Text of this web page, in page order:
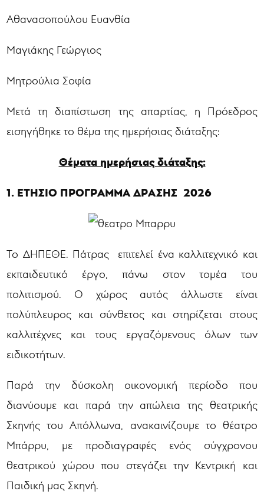
Αθανασοπούλου Ευανθία
Μαγιάκης Γεώργιος
Μητρούλια Σοφία
Μετά τη διαπίστωση της απαρτίας, η Πρόεδρος
εισηγήθηκε το θέμα της ημερήσιας διάταξης:
Θέματα ημερήσιας διάταξης:
1. ΕΤΗΣΙΟ ΠΡΟΓΡΑΜΜΑ ΔΡΑΣΗΣ 2026
Το ΔΗΠΕΘΕ. Πάτρας επιτελεί ένα καλλιτεχνικό και
εκπαιδευτικό έργο, πάνω στον τομέα του
πολιτισμού. Ο χώρος αυτός άλλωστε είναι
πολύπλευρος και σύνθετος και στηρίζεται στους
καλλιτέχνες και τους εργαζόμενους όλων των
ειδικοτήτων.
Παρά την δύσκολη οικονομική περίοδο που
διανύουμε και παρά την απώλεια της θεατρικής
Σκηνής του Απόλλωνα, ανακαινίζουμε το θέατρο
Μπάρρυ, με προδιαγραφές ενός σύγχρονου
θεατρικού χώρου που στεγάζει την Κεντρική και
Παιδική μας Σκηνή.